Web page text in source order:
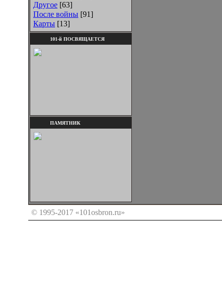
Другое [63]
После войны [91]
Карты [13]
101-й ПОСВЯЩАЕТСЯ
ПАМЯТНИК
© 1995-2017 «101osbron.ru»